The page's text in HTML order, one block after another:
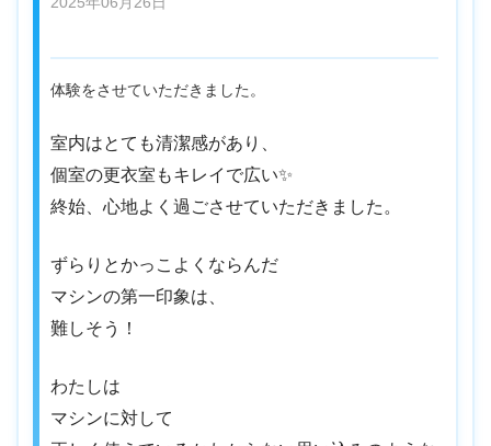
体験をさせていただきました。
室内はとても清潔感があり、
個室の更衣室もキレイで広い✨
終始、心地よく過ごさせていただきました。
ずらりとかっこよくならんだ
マシンの第一印象は、
難しそう！
わたしは
マシンに対して